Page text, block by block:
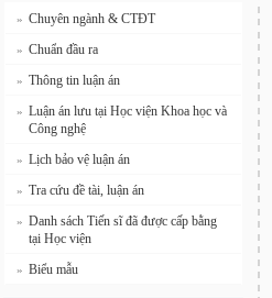
» Chuyên ngành & CTĐT
» Chuẩn đầu ra
» Thông tin luận án
» Luận án lưu tại Học viện Khoa học và
Công nghệ
» Lịch bảo vệ luận án
» Tra cứu đề tài, luận án
» Danh sách Tiến sĩ đã được cấp bằng
tại Học viện
» Biểu mẫu